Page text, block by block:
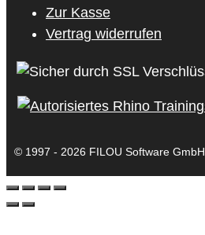
Zur Kasse
Vertrag widerrufen
© 1997 - 2026 FILOU Software GmbH